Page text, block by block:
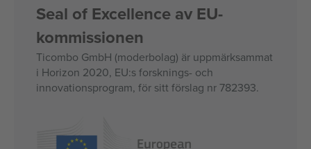
Seal of Excellence av EU-
kommissionen
Ticombo GmbH (moderbolag) är uppmärksammat
i Horizon 2020, EU:s forsknings- och
innovationsprogram, för sitt förslag nr 782393.